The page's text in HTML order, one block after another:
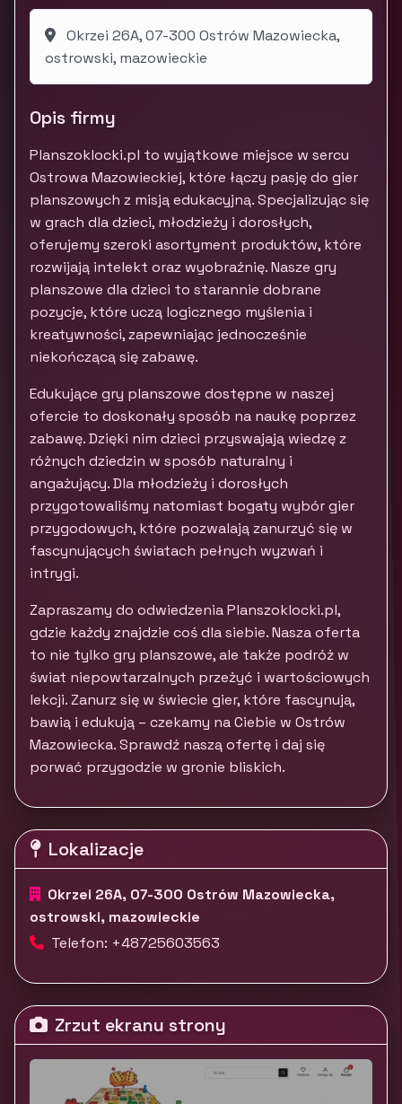
Okrzei 26A, 07-300 Ostrów Mazowiecka,
ostrowski, mazowieckie
Opis firmy
Planszoklocki.pl to wyjątkowe miejsce w sercu
Ostrowa Mazowieckiej, które łączy pasję do gier
planszowych z misją edukacyjną. Specjalizując się
w grach dla dzieci, młodzieży i dorosłych,
oferujemy szeroki asortyment produktów, które
rozwijają intelekt oraz wyobraźnię. Nasze gry
planszowe dla dzieci to starannie dobrane
pozycje, które uczą logicznego myślenia i
kreatywności, zapewniając jednocześnie
niekończącą się zabawę.
Edukujące gry planszowe dostępne w naszej
ofercie to doskonały sposób na naukę poprzez
zabawę. Dzięki nim dzieci przyswajają wiedzę z
różnych dziedzin w sposób naturalny i
angażujący. Dla młodzieży i dorosłych
przygotowaliśmy natomiast bogaty wybór gier
przygodowych, które pozwalają zanurzyć się w
fascynujących światach pełnych wyzwań i
intrygi.
Zapraszamy do odwiedzenia Planszoklocki.pl,
gdzie każdy znajdzie coś dla siebie. Nasza oferta
to nie tylko gry planszowe, ale także podróż w
świat niepowtarzalnych przeżyć i wartościowych
lekcji. Zanurz się w świecie gier, które fascynują,
bawią i edukują – czekamy na Ciebie w Ostrów
Mazowiecka. Sprawdź naszą ofertę i daj się
porwać przygodzie w gronie bliskich.
Lokalizacje
Okrzei 26A, 07-300 Ostrów Mazowiecka,
ostrowski, mazowieckie
Telefon: +48725603563
Zrzut ekranu strony